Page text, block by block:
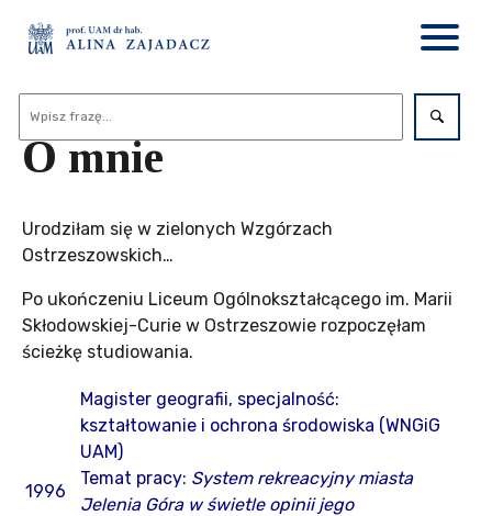
O mnie
Urodziłam się w zielonych Wzgórzach
Ostrzeszowskich…
Po ukończeniu Liceum Ogólnokształcącego im. Marii
Skłodowskiej-Curie w Ostrzeszowie rozpoczęłam
ścieżkę studiowania.
1996
Magister geografii, specjalność:
kształtowanie i ochrona środowiska (WNGiG
UAM)
Temat pracy: System rekreacyjny miasta
Jelenia Góra w świetle opinii jego